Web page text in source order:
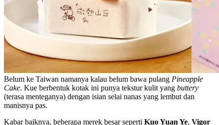
Belum ke Taiwan namanya kalau belum bawa pulang Pineapple
Cake. Kue berbentuk kotak ini punya tekstur kulit yang buttery
(terasa menteganya) dengan isian selai nanas yang lembut dan
manisnya pas.
Kabar baiknya, beberapa merek besar seperti Kuo Yuan Ye, Vigor